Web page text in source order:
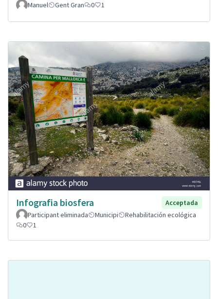
Manuel Gent Gran 0 1
Infografia biosfera
Acceptada
Participant eliminada
Municipi
Rehabilitación ecológica
0
1